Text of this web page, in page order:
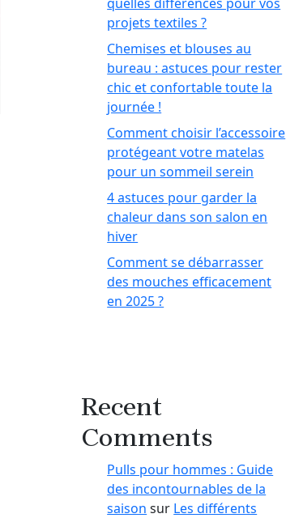
projets textiles ?
Chemises et blouses au
bureau : astuces pour rester
chic et confortable toute la
journée !
Comment choisir l’accessoire
protégeant votre matelas
pour un sommeil serein
4 astuces pour garder la
chaleur dans son salon en
hiver
Comment se débarrasser
des mouches efficacement
en 2025 ?
Recent
Comments
Pulls pour hommes : Guide
des incontournables de la
saison sur Les différents